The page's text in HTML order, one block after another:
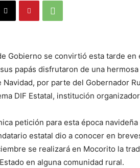
Gobierno se convirtió esta tarde en
papás disfrutaron de una
por parte del Gobernador
DIF Estatal, institución
petición para esta época
estatal dio a conocer en
se realizará en Mocorito la
en alguna comunidad rural.